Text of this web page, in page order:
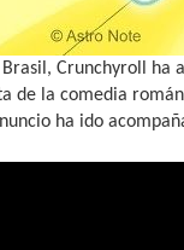
Crunchyroll
de la comedia
ha ido